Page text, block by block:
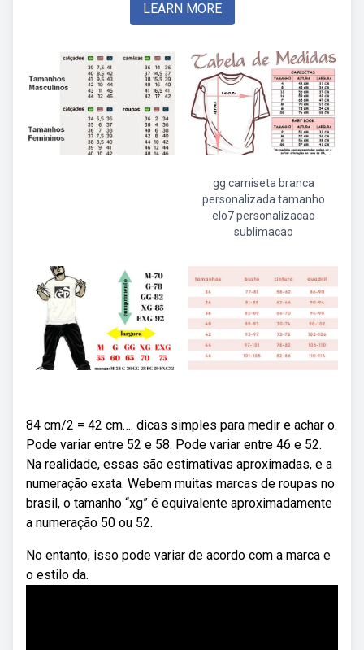
LEARN MORE
gg camiseta branca
personalizada tamanho
elo7 personalizacao
sublimacao
84 cm/2 = 42 cm…. dicas simples para medir e achar o.
Pode variar entre 52 e 58. Pode variar entre 46 e 52.
Na realidade, essas são estimativas aproximadas, e a
numeração exata. Webem muitas marcas de roupas no
brasil, o tamanho “xg” é equivalente aproximadamente
a numeração 50 ou 52.
No entanto, isso pode variar de acordo com a marca e
o estilo da.